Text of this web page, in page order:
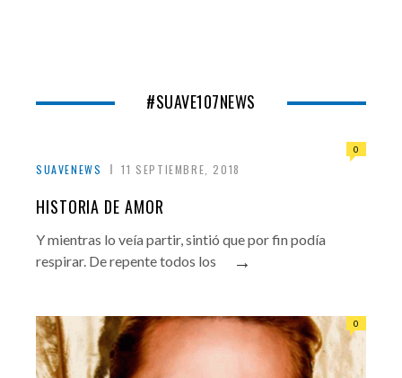
#SUAVE107NEWS
SUAVENEWS 11 SEPTIEMBRE, 2018
0
HISTORIA DE AMOR
Y mientras lo veía partir, sintió que por fin podía
respirar. De repente todos los
→
0